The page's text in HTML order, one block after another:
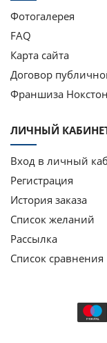
Фотогалерея
FAQ
Карта сайта
Договор
Франшиза Нокстон
ЛИЧНЫЙ
Вход в личный
Регистрация
История заказа
Список желаний
Рассылка
Список сравнения